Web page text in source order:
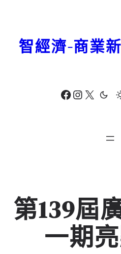
Facebook Instagram X
智經濟-商業
第139屆
一期